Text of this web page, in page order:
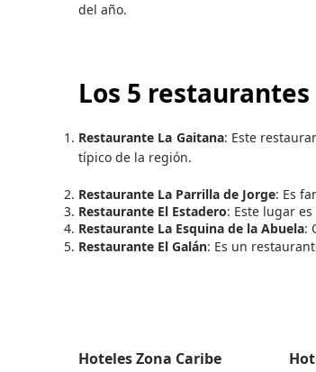
del año.
Los 5
Restaurante La Gaitana: Este
típico de la región.
Restaurante La Parrilla de Jorge: Es
Restaurante El Estadero: Este lugar
Restaurante La Esquina de la Abuela:
Restaurante El Galán: Es un
Hoteles Zona Caribe